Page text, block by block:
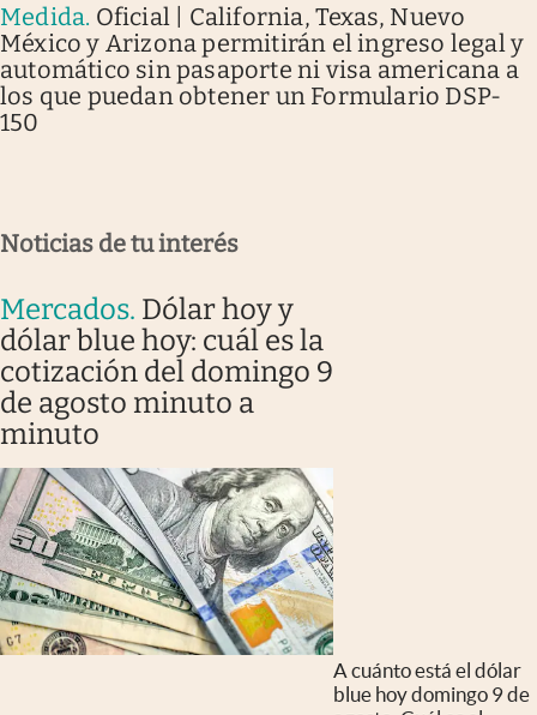
Medida. Oficial | California, Texas, Nuevo
México y Arizona permitirán el ingreso legal y
automático sin pasaporte ni visa americana a
los que puedan obtener un Formulario DSP-
150
Noticias de tu interés
Mercados. Dólar hoy y
dólar blue hoy: cuál es la
cotización del domingo 9
de agosto minuto a
minuto
A cuánto está el dólar
blue hoy domingo 9 de